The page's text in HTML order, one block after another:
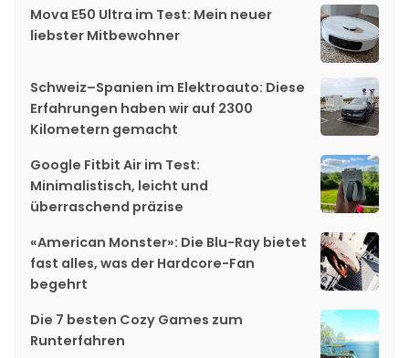
Mova E50 Ultra im Test: Mein neuer
liebster Mitbewohner
Schweiz–Spanien im Elektroauto: Diese
Erfahrungen haben wir auf 2300
Kilometern gemacht
Google Fitbit Air im Test:
Minimalistisch, leicht und
überraschend präzise
«American Monster»: Die Blu-Ray bietet
fast alles, was der Hardcore-Fan
begehrt
Die 7 besten Cozy Games zum
Runterfahren